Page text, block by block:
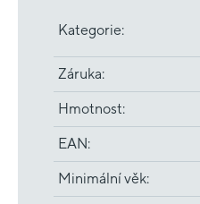
Kategorie:
Záruka:
Hmotnost:
EAN:
Minimální věk: